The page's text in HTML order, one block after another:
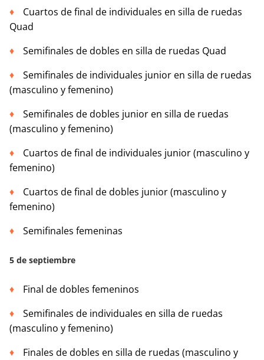
Cuartos de final de individuales en silla de ruedas
Quad
Semifinales de dobles en silla de ruedas Quad
Semifinales de individuales junior en silla de ruedas
(masculino y femenino)
Semifinales de dobles junior en silla de ruedas
(masculino y femenino)
Cuartos de final de individuales junior (masculino y
femenino)
Cuartos de final de dobles junior (masculino y
femenino)
Semifinales femeninas
5 de septiembre
Final de dobles femeninos
Semifinales de individuales en silla de ruedas
(masculino y femenino)
Finales de dobles en silla de ruedas (masculino y